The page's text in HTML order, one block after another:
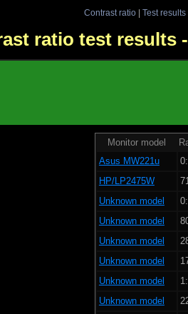
Contrast ratio| Test results
ratio test results
Monitor model
Asus MW221u
HP/LP2475W
Unknown model
Unknown model
Unknown model
Unknown model
Unknown model
Unknown model